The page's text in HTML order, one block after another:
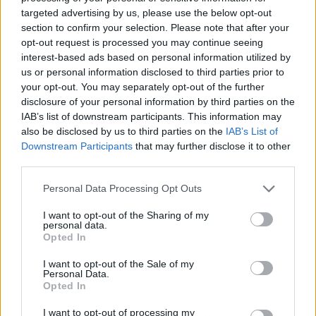
targeted advertising by us, please use the below opt-out
section to confirm your selection. Please note that after your
opt-out request is processed you may continue seeing
interest-based ads based on personal information utilized by
us or personal information disclosed to third parties prior to
your opt-out. You may separately opt-out of the further
disclosure of your personal information by third parties on the
IAB’s list of downstream participants. This information may
also be disclosed by us to third parties on the IAB’s List of
Downstream Participants that may further disclose it to other
Personal Data Processing Opt Outs
I want to opt-out of the Sharing of my
personal data.
Opted In
I want to opt-out of the Sale of my
Personal Data.
Opted In
I want to opt-out of processing my
Легитимно прашање од секој
домаќин - ЌЕ ПОСКАПИ ЛИ
СТРУЈАТА? Ова е одговорот
Карпош тргна во “чистка“:
ОПШТИНАТА И ПОЛИЦИЈАТА МЕЃУ
ДИВОГРАДБИТЕ ВО ЗЛОКУЌАНИ
НАЈЧИТАНИ ВО ПОСЛЕДНИ 7 ДЕНА
МАКЕДОНЦИТЕ ВО СРБИЈА:
ФОРМИРАН МАКЕДОНСКИОТ
СЛУШАМ, САКААТ ДА СЕ СУДИ